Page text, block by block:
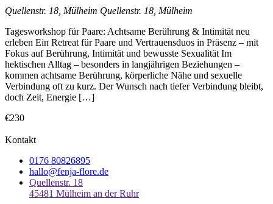
Quellenstr. 18, Mülheim Quellenstr. 18, Mülheim
Tagesworkshop für Paare: Achtsame Berührung & Intimität neu
erleben Ein Retreat für Paare und Vertrauensduos in Präsenz – mit
Fokus auf Berührung, Intimität und bewusste Sexualität Im
hektischen Alltag – besonders in langjährigen Beziehungen –
kommen achtsame Berührung, körperliche Nähe und sexuelle
Verbindung oft zu kurz. Der Wunsch nach tiefer Verbindung bleibt,
doch Zeit, Energie […]
€230
Kontakt
0176 80826895
hallo@fenja-flore.de
Quellenstr. 18
45481 Mülheim an der Ruhr